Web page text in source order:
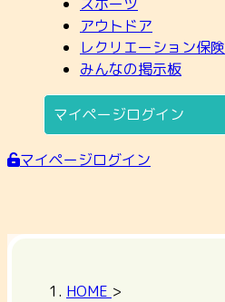
アウトドア
レクリエーション保険
みんなの掲示板
マイページログイン
マイページログイン
HOME >